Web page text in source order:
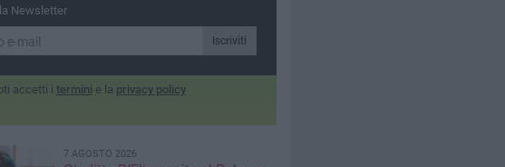
Newsletter
Iscriviti
accetti i termini e la privacy policy
7 AGOSTO 2026